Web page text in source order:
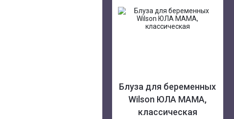
Блуза для беременных
Wilson ЮЛА МАМА,
классическая